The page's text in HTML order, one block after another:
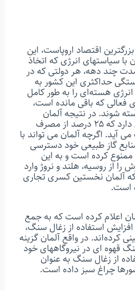
اقتصاد اروپاست، این
سیاستهای انرژی که اتخاذ
چند دهه، هر دولتی که در
حداکثری این کشور به
انرژی هسته‌ای را به طور کامل
فعالی که باقی مانده است،
سال ۲۰۲۲ بازنشسته شوند. در نتیجه آلمان
وابستگی شدیدی به گاز طبیعی دارد که ۲۵ درصد از مصرف
آید. اگرچه آلمان می تواند با
گاز طبیعی خود دسترسی
ممنوع کرده است و به این
نیازش را از روسیه، هلند و نروژ وارد
آلمان نخستین کسری تجاری
اعلام کرده است که به جمع
استفاده از زغال سنگ،
کرده‌اند. در واقع آلمان گزینه
قهوه ای در نیروگاههای خود
از زغال سنگ به عنوان
چراغ سبز داده است.